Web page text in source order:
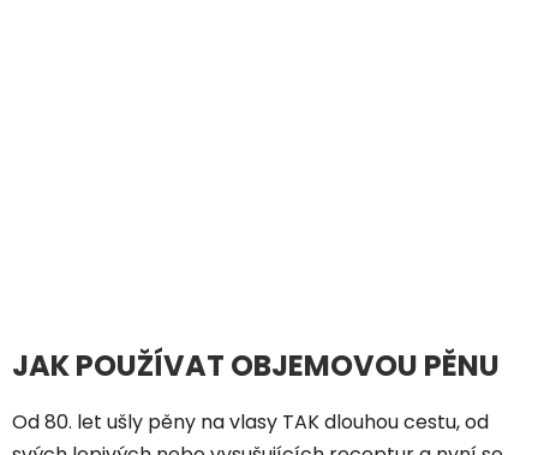
JAK POUŽÍVAT OBJEMOVOU PĚNU
Od 80. let ušly pěny na vlasy TAK dlouhou cestu, od